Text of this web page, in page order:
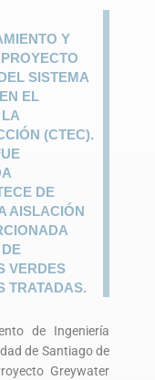
Y
SISTEMA
EL
(CTEC).
DE
AISLACIÓN
VERDES
TRATADAS.
de Ingeniería
de Santiago de
Greywater